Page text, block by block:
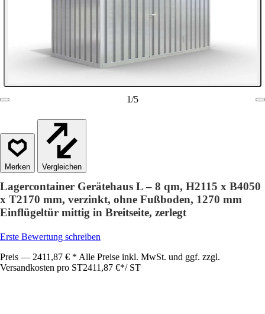
1/5
Vergleichen
Lagercontainer Gerätehaus L – 8 qm, H2115 x B4050
x T2170 mm, verzinkt, ohne Fußboden, 1270 mm
Einflügeltür mittig in Breitseite, zerlegt
Erste Bewertung schreiben
Preis — 2411,87 € * Alle Preise inkl. MwSt. und ggf. zzgl.
Versandkosten pro ST2411,87 €*/ ST